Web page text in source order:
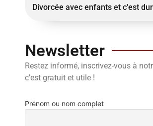
Divorcée avec enfants et c'est
Newsletter
Restez informé, inscrivez-vous à
c’est gratuit et utile !
Prénom ou nom complet